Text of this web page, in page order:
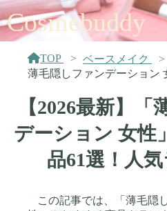
Cosmebuddy
TOP
ベースメイク
薄毛隠しファンデーション
【2026最新】
デーション 女性
品61選！人
この記事では、「薄毛隠